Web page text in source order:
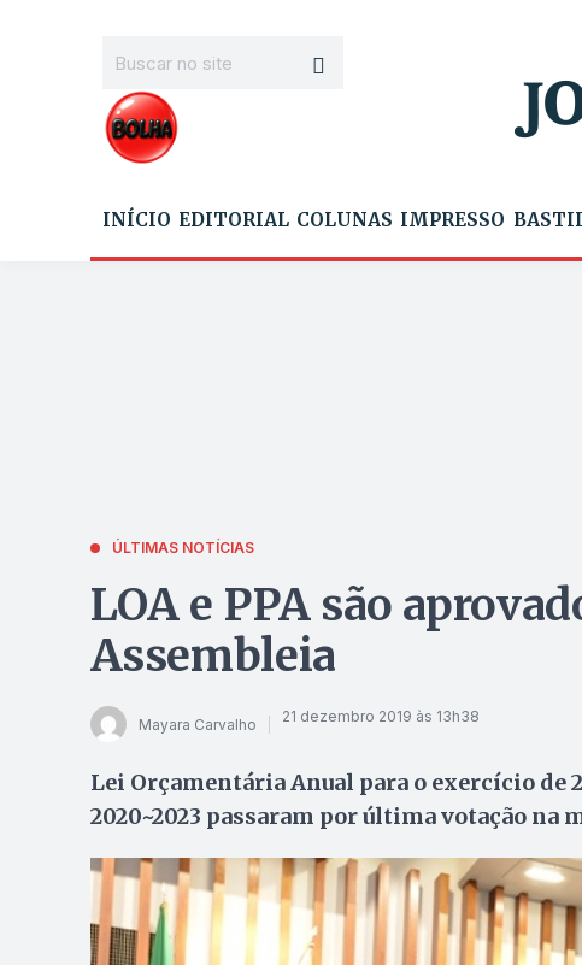
INÍCIO EDITORIAL COLUNAS IMPRESSO
ÚLTIMAS NOTÍCIAS
LOA e PPA são
Assembleia
Mayara Carvalho 21 dezembro 2019 às 13h38
Lei Orçamentária Anual para o exercício de
2020~2023 passaram por última votação na